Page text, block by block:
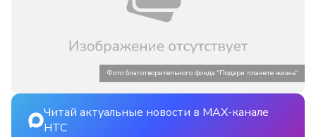
Фото благотворительного фонда "Подари планете жизнь"
Читай актуальные новости в MAX-канале
НТС